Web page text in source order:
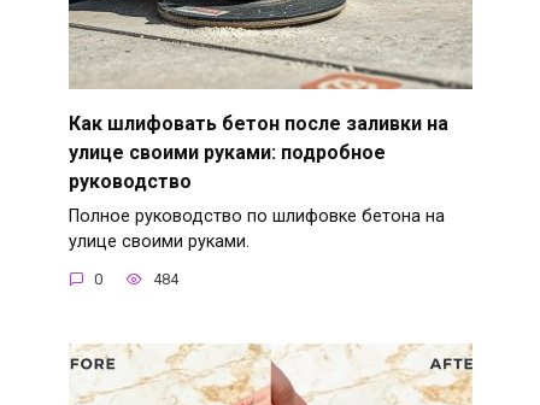
Как шлифовать бетон после заливки на
улице своими руками: подробное
руководство
Полное руководство по шлифовке бетона на
улице своими руками.
0 484